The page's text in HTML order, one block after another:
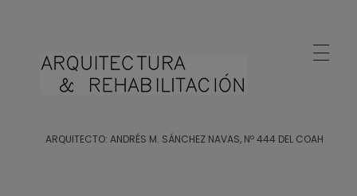
ARQUITECTO: ANDRÉS M. SÁNCHEZ NAVAS, Nº 444 DEL COAH